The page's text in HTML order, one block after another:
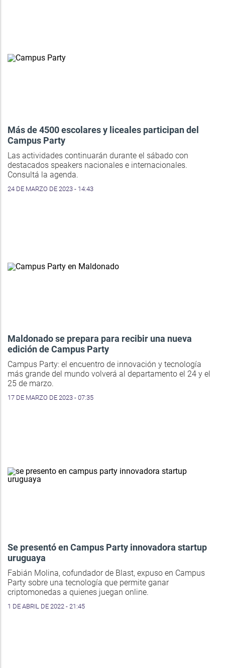
Más de 4500 escolares y liceales participan del
Campus Party
Las actividades continuarán durante el sábado con
destacados speakers nacionales e internacionales.
Consultá la agenda.
24 DE MARZO DE 2023 - 14:43
Maldonado se prepara para recibir una nueva
edición de Campus Party
Campus Party: el encuentro de innovación y tecnología
más grande del mundo volverá al departamento el 24 y el
25 de marzo.
17 DE MARZO DE 2023 - 07:35
Se presentó en Campus Party innovadora startup
uruguaya
Fabián Molina, cofundador de Blast, expuso en Campus
Party sobre una tecnología que permite ganar
criptomonedas a quienes juegan online.
1 DE ABRIL DE 2022 - 21:45